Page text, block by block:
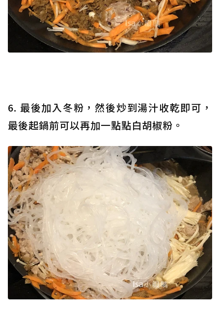
6. 最後加入冬粉，然後炒到湯汁收乾即可，
最後起鍋前可以再加一點點白胡椒粉。